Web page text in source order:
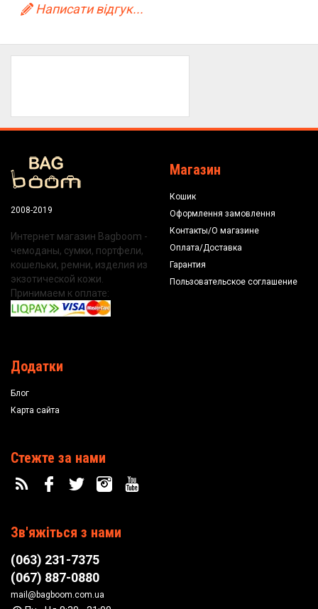
Написати відгук...
2008-2019
Интернет магазин Bagboom -
чемоданы, сумки, портфели,
кошельки, ремни, изделия из
экзотической кожи.
Принимаем к оплате:
Магазин
Кошик
Оформлення замовлення
Контакты/О магазине
Оплата/Доставка
Гарантия
Пользовательское соглашение
Додатки
Блог
Карта сайта
Стежте за нами
Зв'яжіться з нами
(063) 231-7375
(067) 887-0880
mail@bagboom.com.ua